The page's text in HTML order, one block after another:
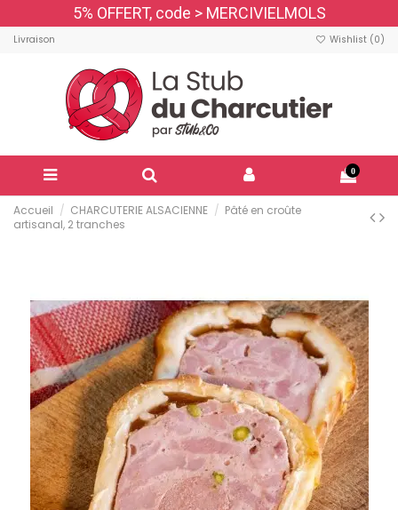
5% OFFERT, code > MERCIVIELMOLS
Livraison Wishlist (0)
0
Accueil CHARCUTERIE ALSACIENNE
Pâté en croûte
artisanal, 2 tranches